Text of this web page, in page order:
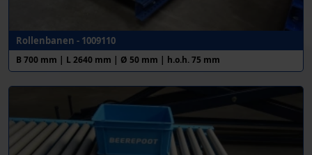
Rollenbanen - 1009110
B 700 mm | L 2640 mm | Ø 50 mm | h.o.h. 75 mm